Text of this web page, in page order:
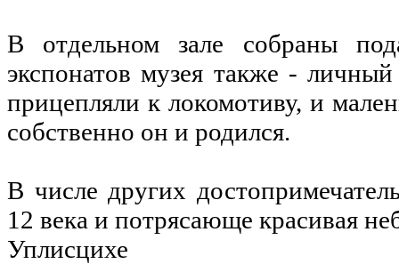
В отдельном зале собраны
экспонатов музея также -
прицепляли к локомотиву, и
собственно он и родился.
В числе других
12 века и потрясающе красивая
Уплисцихе